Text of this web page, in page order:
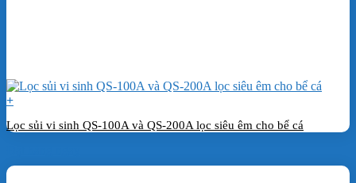
+
Lọc sủi vi sinh QS-100A và QS-200A lọc siêu êm cho bể cá